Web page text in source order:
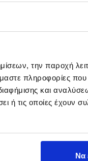
την παροχή
πληροφορίες
και
ή τις οποίες έχουν
Να